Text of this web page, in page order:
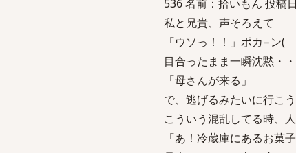
536 名前：拾いもん 投稿
私と兄貴、声そろえて
「ウソっ！！」ポカ−
目合ったまま一瞬沈黙・
「母さんが来る」
で、逃げるみたいに行こ
こういう混乱してる時、
「あ！冷蔵庫にあるお菓